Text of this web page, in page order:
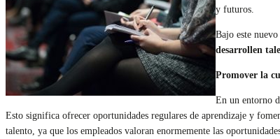
y futuros.
Bajo este
desarrollen
Promover la
En un entorno
Esto significa ofrecer oportunidades regulares de aprendizaje y
talento, ya que los empleados valoran enormemente las